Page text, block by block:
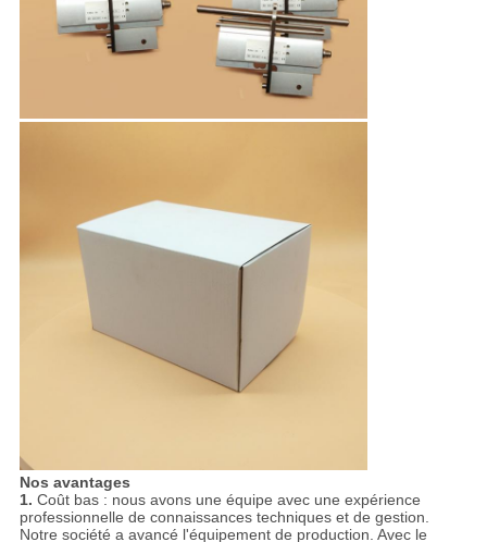
Nos avantages
1. Coût bas : nous avons une équipe avec une expérience
professionnelle de connaissances techniques et de gestion.
Notre société a avancé l'équipement de production. Avec le